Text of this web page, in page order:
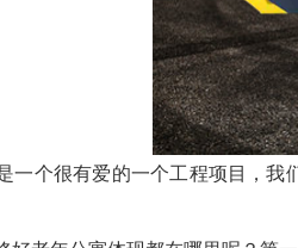
一个很有爱的一个工程项目，